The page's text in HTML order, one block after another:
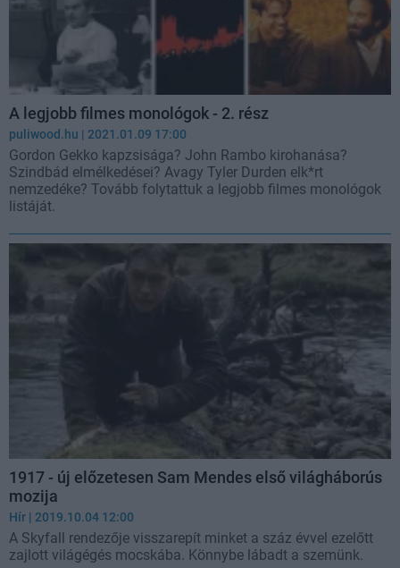
A legjobb filmes monológok - 2. rész
puliwood.hu | 2021.01.09 17:00
Gordon Gekko kapzsisága? John Rambo kirohanása?
Szindbád elmélkedései? Avagy Tyler Durden elk*rt
nemzedéke? Tovább folytattuk a legjobb filmes monológok
listáját.
1917 - új előzetesen Sam Mendes első világháborús
mozija
Hír | 2019.10.04 12:00
A Skyfall rendezője visszarepít minket a száz évvel ezelőtt
zajlott világégés mocskába. Könnybe lábadt a szemünk.